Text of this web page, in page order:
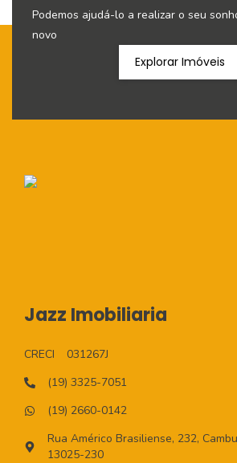
Podemos ajudá-lo a realizar o seu
novo
Explorar Imóveis
Jazz Imobiliaria
CRECI
031267J
(19) 3325-7051
(19) 2660-0142
Rua Américo Brasiliense, 232,
13025-230